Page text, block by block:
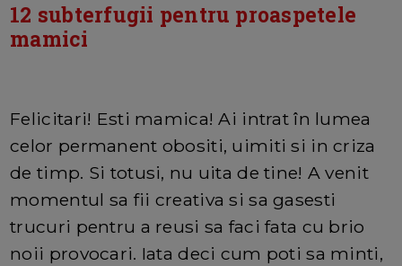
12 subterfugii pentru proaspetele
mamici
Felicitari! Esti mamica! Ai intrat în lumea
celor permanent obositi, uimiti si in criza
de timp. Si totusi, nu uita de tine! A venit
momentul sa fii creativa si sa gasesti
trucuri pentru a reusi sa faci fata cu brio
noii provocari. Iata deci cum poti sa minti,